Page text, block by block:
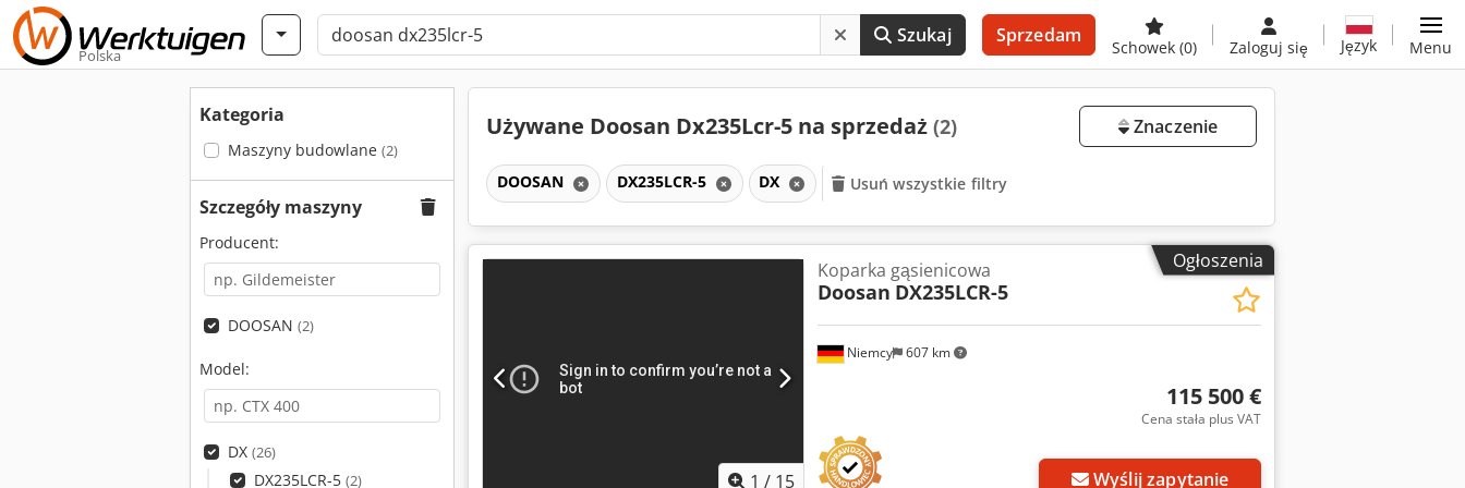
Polska
Szukaj Sprzedam
Schowek (0) Zaloguj się Język Menu
Kategoria
Maszyny budowlane (2)
Szczegóły maszyny
Producent:
DOOSAN (2)
Model:
DX (26)
DX235LCR-5 (2)
Używane Doosan Dx235Lcr-5 na sprzedaż (2) Znaczenie
DOOSAN DX235LCR-5 DX Usuń wszystkie filtry
Ogłoszenia
1 / 15
Niemcy 607 km
Koparka gąsienicowa
Doosan DX235LCR-5
115 500 €
Cena stała plus VAT
Wyślij zapytanie